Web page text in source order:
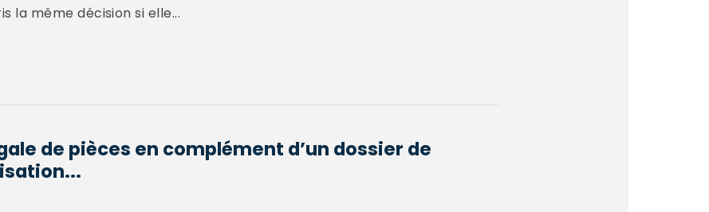
la même décision si elle...
de pièces en complément d’un dossier de